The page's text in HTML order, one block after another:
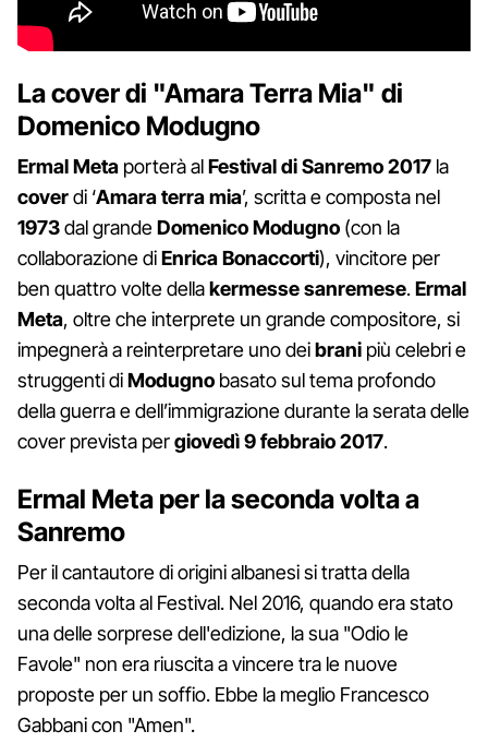
La cover di "Amara Terra Mia" di
Domenico Modugno
Ermal Meta porterà alFestival di Sanremo 2017 la
coverdi ‘Amara terra mia’, scritta e composta nel
1973dal grandeDomenico Modugno (con la
collaborazione diEnrica Bonaccorti), vincitore per
ben quattro volte dellakermesse sanremese.Ermal
Meta, oltre che interprete un grande compositore, si
impegnerà a reinterpretare uno deibrani più celebri e
struggenti diModugno basato sul tema profondo
della guerra e dell’immigrazione durante la serata delle
cover prevista pergiovedì 9 febbraio 2017.
Ermal Meta per la seconda volta a
Sanremo
Per il cantautore di origini albanesi si tratta della
seconda volta al Festival. Nel 2016, quando era stato
una delle sorprese dell'edizione, la sua "Odio le
Favole" non era riuscita a vincere tra le nuove
proposte per un soffio. Ebbe la meglio Francesco
Gabbani con "Amen".